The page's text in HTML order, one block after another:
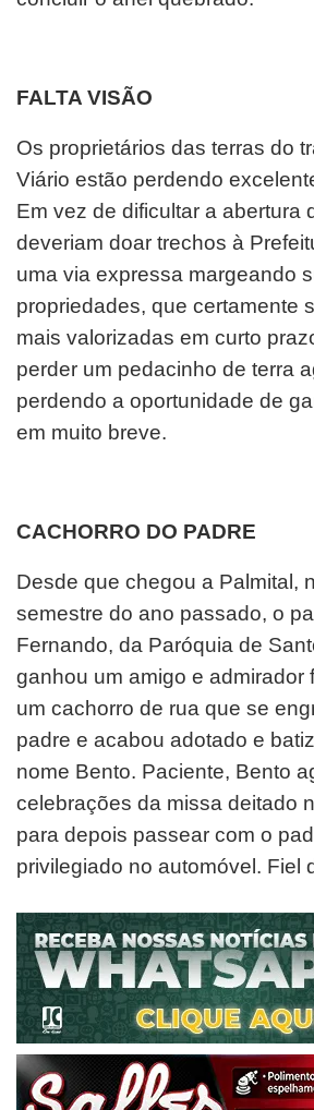
FALTA VISÃO
Os proprietários das terras do
Viário estão perdendo
Em vez de dificultar a abertura
deveriam doar trechos à
uma via expressa margeando
propriedades, que certamente
mais valorizadas em curto
perder um pedacinho de terra
perdendo a oportunidade de
em muito breve.
CACHORRO DO PADRE
Desde que chegou a Palmital,
semestre do ano passado, o
Fernando, da Paróquia de
ganhou um amigo e admirador
um cachorro de rua que se
padre e acabou adotado e
nome Bento. Paciente, Bento
celebrações da missa deitado
para depois passear com o
privilegiado no automóvel. Fiel